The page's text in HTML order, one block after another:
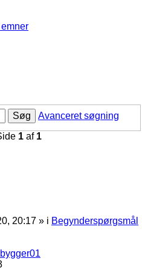
Søg
Avanceret søgning
1 af 1
20:17 » i Begynderspørgsmål
bygger01